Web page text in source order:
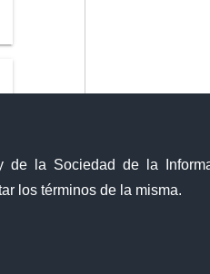
de la Sociedad de la
los términos de la misma.
Sistema Nacional de